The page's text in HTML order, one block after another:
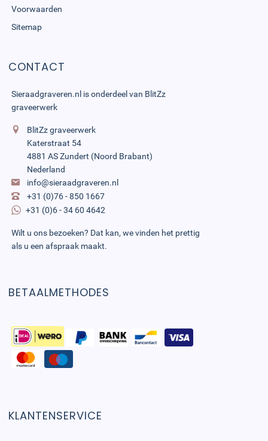
Voorwaarden
Sitemap
CONTACT
Sieraadgraveren.nl is onderdeel van BlitZz
graveerwerk
BlitZz graveerwerk
Katerstraat 54
4881 AS Zundert (Noord Brabant)
Nederland
info@sieraadgraveren.nl
+31 (0)76 - 850 1667
+31 (0)6 - 34 60 4642
Wilt u ons bezoeken? Dat kan, we vinden het prettig
als u een afspraak maakt.
BETAALMETHODES
KLANTENSERVICE